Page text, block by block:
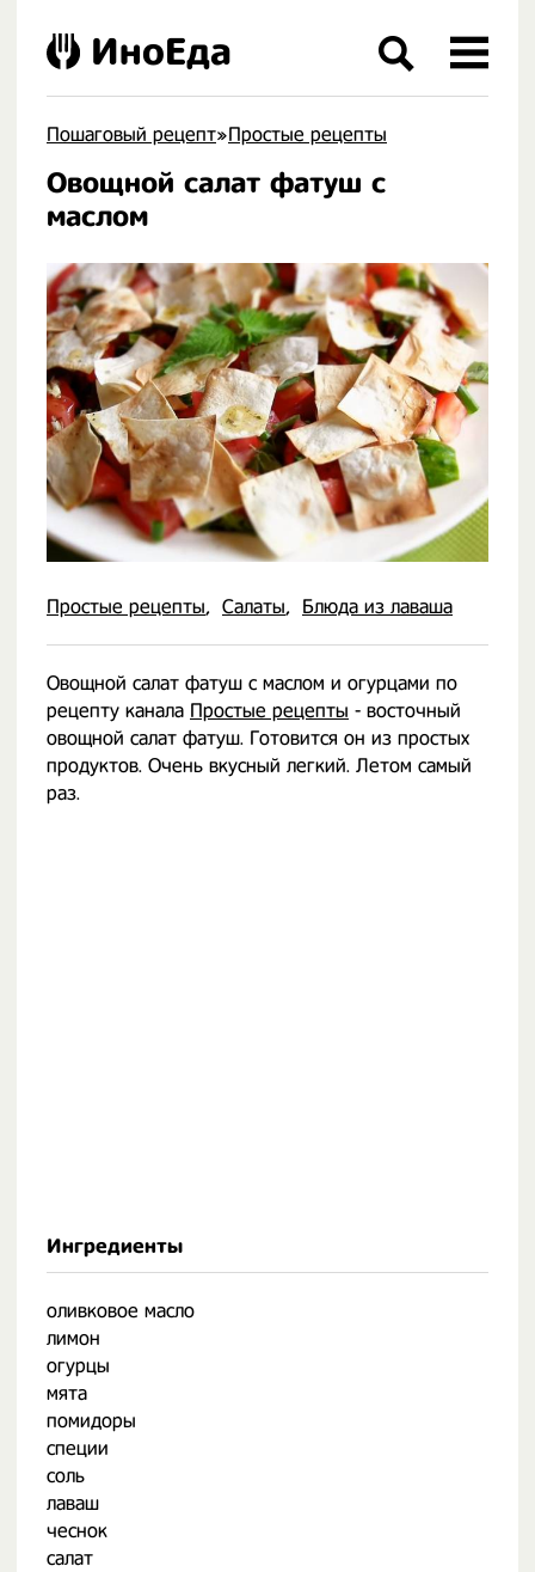
Пошаговый рецепт»Простые рецепты
Овощной салат фатуш с
маслом
Простые рецепты Салаты Блюда из лаваша
Овощной салат фатуш с маслом и огурцами по
рецепту канала Простые рецепты - восточный
овощной салат фатуш. Готовится он из простых
продуктов. Очень вкусный легкий. Летом самый
раз.
Ингредиенты
оливковое масло
лимон
огурцы
мята
помидоры
специи
соль
лаваш
чеснок
салат
ИноЕда